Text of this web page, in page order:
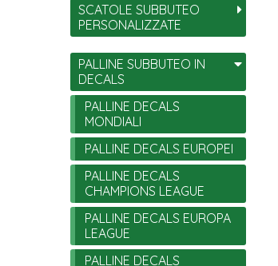
SCATOLE SUBBUTEO
PERSONALIZZATE
PALLINE SUBBUTEO IN
DECALS
PALLINE DECALS
MONDIALI
PALLINE DECALS EUROPEI
PALLINE DECALS
CHAMPIONS LEAGUE
PALLINE DECALS EUROPA
LEAGUE
PALLINE DECALS